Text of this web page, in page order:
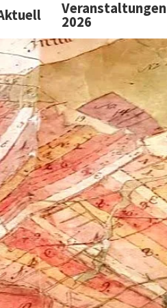
Veranstaltungen
2026